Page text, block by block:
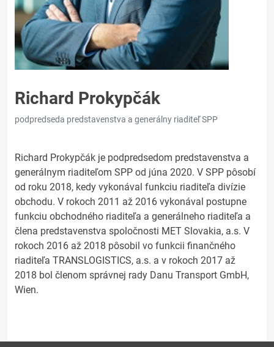
Richard Prokypčák
podpredseda predstavenstva a generálny riaditeľ SPP
Richard Prokypčák je podpredsedom predstavenstva a
generálnym riaditeľom SPP od júna 2020. V SPP pôsobí
od roku 2018, kedy vykonával funkciu riaditeľa divízie
obchodu. V rokoch 2011 až 2016 vykonával postupne
funkciu obchodného riaditeľa a generálneho riaditeľa a
člena predstavenstva spoločnosti MET Slovakia, a.s. V
rokoch 2016 až 2018 pôsobil vo funkcii finančného
riaditeľa TRANSLOGISTICS, a.s. a v rokoch 2017 až
2018 bol členom správnej rady Danu Transport GmbH,
Wien.